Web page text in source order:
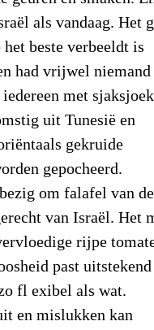
als vandaag. Het
beste verbeeldt is
had vrijwel niemand
met
uit Tunesië en
gekruide
gepocheerd.
om falafel van
van Israël. Het
rijpe
past
fl exibel als wat.
en mislukken kan